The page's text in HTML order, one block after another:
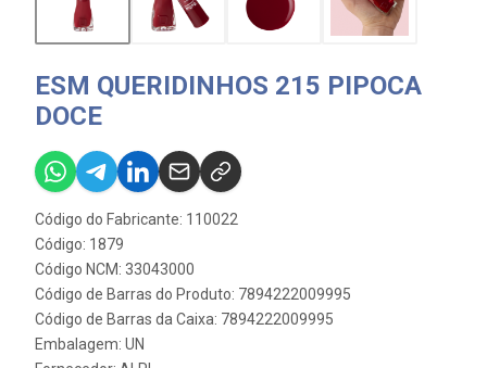
ESM QUERIDINHOS 215 PIPOCA
DOCE
Código do Fabricante: 110022
Código: 1879
Código NCM: 33043000
Código de Barras do Produto: 7894222009995
Código de Barras da Caixa: 7894222009995
Embalagem: UN